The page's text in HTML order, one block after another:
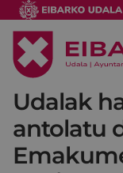
Udalak
antolatu